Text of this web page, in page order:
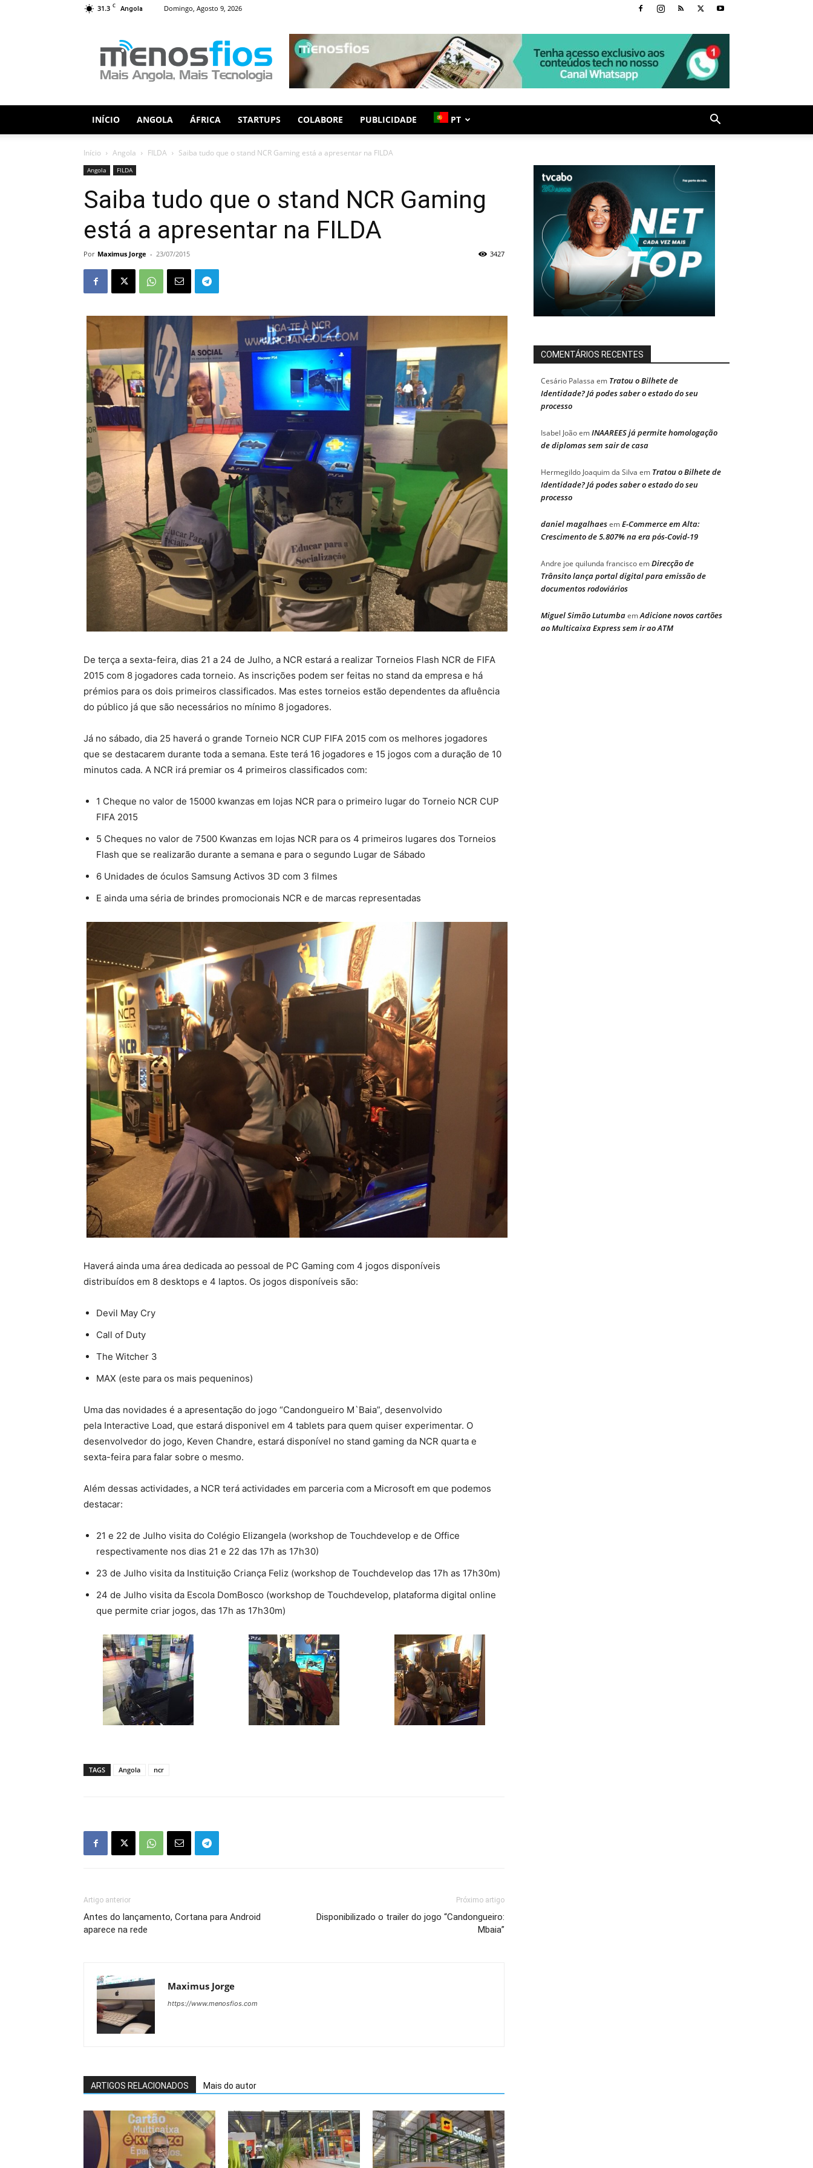
31.3 C Angola Domingo, Agosto 9, 2026
Fios
INÍCIO ANGOLA ÁFRICA STARTUPS COLABORE PUBLICIDADE PT
Início Angola FILDA Saiba tudo que o stand NCR Gaming está a apresentar na FILDA
Angola FILDA
Saiba tudo que o stand NCR Gaming
está a apresentar na FILDA
Por Maximus Jorge - 23/07/2015 3427
De terça a sexta-feira, dias 21 a 24 de Julho, a NCR estará a realizar Torneios Flash NCR de FIFA
2015 com 8 jogadores cada torneio. As inscrições podem ser feitas no stand da empresa e há
prémios para os dois primeiros classificados. Mas estes torneios estão dependentes da afluência
do público já que são necessários no mínimo 8 jogadores.
Já no sábado, dia 25 haverá o grande Torneio NCR CUP FIFA 2015 com os melhores jogadores
que se destacarem durante toda a semana. Este terá 16 jogadores e 15 jogos com a duração de 10
minutos cada. A NCR irá premiar os 4 primeiros classificados com:
1 Cheque no valor de 15000 kwanzas em lojas NCR para o primeiro lugar do Torneio NCR CUP
FIFA 2015
5 Cheques no valor de 7500 Kwanzas em lojas NCR para os 4 primeiros lugares dos Torneios
Flash que se realizarão durante a semana e para o segundo Lugar de Sábado
6 Unidades de óculos Samsung Activos 3D com 3 filmes
E ainda uma séria de brindes promocionais NCR e de marcas representadas
Haverá ainda uma área dedicada ao pessoal de PC Gaming com 4 jogos disponíveis
distribuídos em 8 desktops e 4 laptos. Os jogos disponíveis são:
Devil May Cry
Call of Duty
The Witcher 3
MAX (este para os mais pequeninos)
Uma das novidades é a apresentação do jogo “Candongueiro M`Baia”, desenvolvido
pela Interactive Load, que estará disponivel em 4 tablets para quem quiser experimentar. O
desenvolvedor do jogo, Keven Chandre, estará disponível no stand gaming da NCR quarta e
sexta-feira para falar sobre o mesmo.
Além dessas actividades, a NCR terá actividades em parceria com a Microsoft em que podemos
destacar:
21 e 22 de Julho visita do Colégio Elizangela (workshop de Touchdevelop e de Office
respectivamente nos dias 21 e 22 das 17h as 17h30)
23 de Julho visita da Instituição Criança Feliz (workshop de Touchdevelop das 17h as 17h30m)
24 de Julho visita da Escola DomBosco (workshop de Touchdevelop, plataforma digital online
que permite criar jogos, das 17h as 17h30m)
TAGS Angola ncr
Artigo anterior
Antes do lançamento, Cortana para Android
aparece na rede
Próximo artigo
Disponibilizado o trailer do jogo “Candongueiro:
Mbaia”
Maximus Jorge
https://www.menosfios.com
ARTIGOS RELACIONADOS Mais do autor
COMENTÁRIOS RECENTES
Cesário Palassa em Tratou o Bilhete de
Identidade? Já podes saber o estado do seu
processo
Isabel JoãoemINAAREES já permite homologação
de diplomas sem sair de casa
Hermegildo Joaquim da Silva em Tratou o Bilhete de
Identidade? Já podes saber o estado do seu
processo
daniel magalhaesemE-Commerce em Alta:
Crescimento de 5.807% na era pós-Covid-19
Andre joe quilunda franciscoemDirecção de
Trânsito lança portal digital para emissão de
documentos rodoviários
Miguel Simão LutumbaemAdicione novos cartões
ao Multicaixa Express sem ir ao ATM